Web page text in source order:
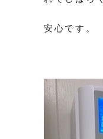
安心です。